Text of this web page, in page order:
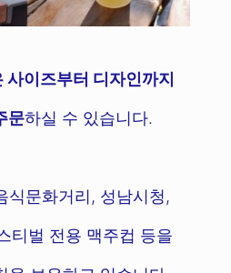
사이즈부터 디자인까지
문하실 수 있습니다.
식문화거리, 성남시청,
티벌 전용 맥주컵 등을